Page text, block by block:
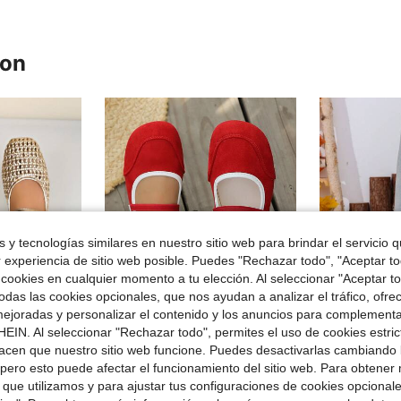
de $3.21
adecuados para viajes, vacaciones, Día de la Madre, bailarinas
en Plano Pisos De Mujer
en Plano Pisos De Mujer
en Plano Pisos De Mujer
8
Ahorro de $1.90
-13% Zapatos Mary Jane de mujer de verano nuevos con bloques de color negro & blanco, punta cuadrada, doble correa, mocasines planos de bajo empeine, estilo vintage francés dulce, zapatos versátiles tipo JK para ir al trabajo, suela blanda antideslizante, zapatos de moda callejera para estudiantes, zapatos de moda para mujer de talla grande con efecto adelgazante
#1 Más vendidos en Bloque de color Pisos De Mujer
4
Local -43%
y tecnologías similares en nuestro sitio web para brindar el servicio
de sitio web posible. Puedes "Rechazar todo", "Aceptar
en cualquier momento a tu elección. Al seleccionar "Aceptar
las cookies opcionales, que nos ayudan a analizar el tráfico,
y personalizar el contenido y los anuncios para
Al seleccionar "Rechazar todo", permites el uso de cookies
que nuestro sitio web funcione. Puedes desactivarlas cambiando
esto puede afectar el funcionamiento del sitio web. Para obtener
utilizamos y para ajustar tus configuraciones de cookies